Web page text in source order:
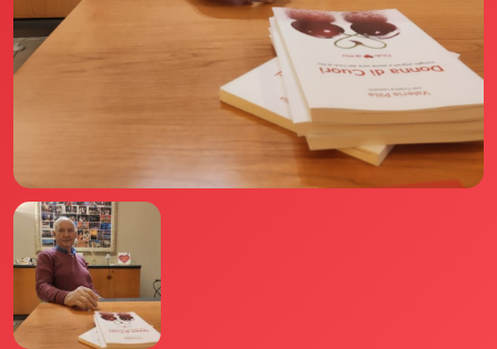
Domande Frequenti
Impegno Sociale
Le nostre sedi
YouTube
Instagram
TikTok